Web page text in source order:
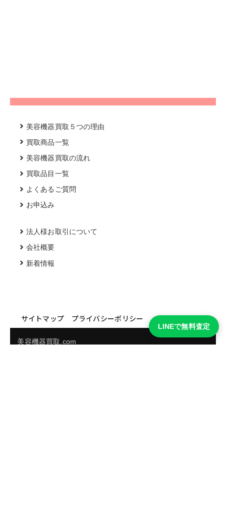
美容機器買取５つの理由
買取商品一覧
美容機器買取の流れ
買取品目一覧
よくあるご質問
お申込み
法人様お取引について
会社概要
新着情報
サイトマップ プライバシーポリシー
美容機器買取.com
LINEで無料査定